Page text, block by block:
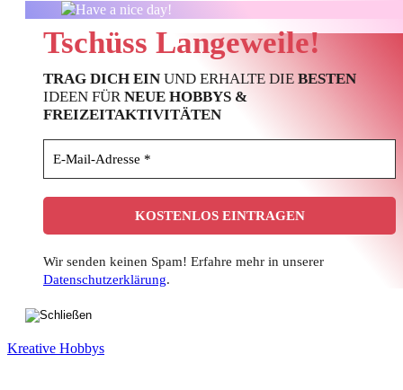
Tschüss Langeweile!
TRAG DICH EIN UND ERHALTE DIE BESTEN
IDEEN FÜR NEUE HOBBYS &
FREIZEITAKTIVITÄTEN
Wir senden keinen Spam! Erfahre mehr in unserer
Datenschutzerklärung.
Kreative Hobbys